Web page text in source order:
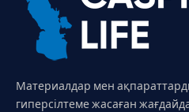
Материалдар мен
гиперсілтеме жасаған